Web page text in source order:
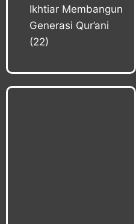
Ikhtiar Membangun
Generasi Qur’ani
(22)